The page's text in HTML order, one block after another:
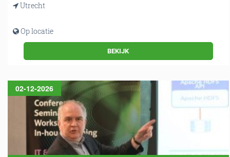
Utrecht
Op locatie
BEKIJK
02-12-2026